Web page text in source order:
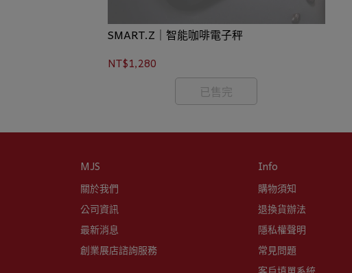
SMART.Z｜智能咖啡電子秤
NT$1,280
已售完
MJS
關於我們
公司資訊
最新消息
創業展店諮詢服務
Info
購物須知
退換貨辦法
隱私權聲明
常見問題